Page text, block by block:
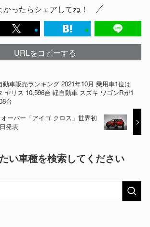
かったらシェアしてね！
URLをコピーする
動車販売ランキング 2021年10月 乗用車1位は
ヤリス 10,596台 軽自動車 スズキ ワゴンRが1
台
ーバー「アイゴ クロス」世界初
発表
い車種を検索してください